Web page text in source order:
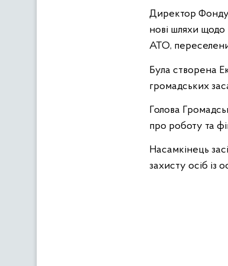
Директор Фонду
нові шляхи щодо
АТО,
Була створена
громадських
Голова
про роботу та
Насамкінець
захисту осіб із